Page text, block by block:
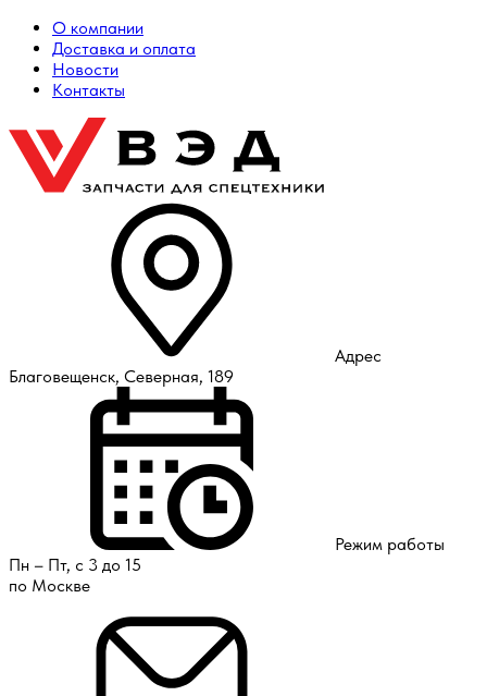
О компании
Доставка и оплата
Новости
Контакты
Адрес
Благовещенск, Северная, 189
Режим работы
Пн – Пт, с 3 до 15
по Москве